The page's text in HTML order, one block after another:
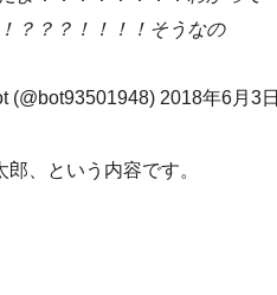
？？？！！！！そうなの
(@bot93501948) 2018年6月3日
、という内容です。